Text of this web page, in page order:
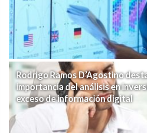
Rodrigo Ramos D’Agostino
importancia del análisis en
exceso de información digital